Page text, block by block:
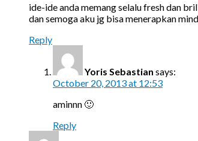
ide-ide anda memang selalu fresh dan
dan semoga aku jg bisa menerapkan
Reply
Yoris Sebastian says:
October 20, 2013 at 12:53
aminnn 🙂
Reply